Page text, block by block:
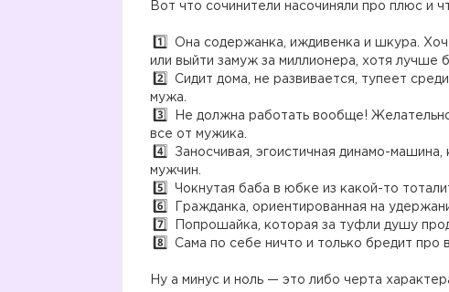
Вот что сочинители насочиняли про плюс и
Она содержанка, иждивенка и шкура.
или выйти замуж за миллионера, хотя лучше
Сидит дома, не развивается, тупеет
мужа.
Не должна работать вообще!
все от мужика.
Заносчивая, эгоистичная динамо-
мужчин.
Чокнутая баба в юбке из какой-то
Гражданка, ориентированная на
Попрошайка, которая за туфли душу
Сама по себе ничто и только бредит про
Ну а минус и ноль — это либо черта